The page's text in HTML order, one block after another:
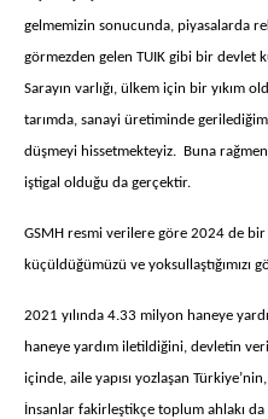
gelmemizin sonucunda, piyasalarda
görmezden gelen TUIK gibi bir devlet
Sarayın varlığı, ülkem için bir yıkım
tarımda, sanayi üretiminde
düşmeyi hissetmekteyiz. Buna
iştigal olduğu da gerçektir.
GSMH resmi verilere göre 2024 de bir
küçüldüğümüzü ve yoksullaştığımızı
2021 yılında 4.33 milyon haneye
haneye yardım iletildiğini, devletin
içinde, aile yapısı yozlaşan
İnsanlar fakirleştikçe toplum ahlakı